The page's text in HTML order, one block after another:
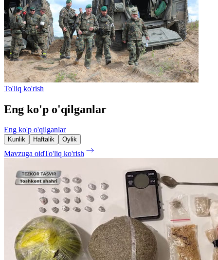
To'liq ko'rish
Eng ko'p o'qilganlar
Eng ko'p o'qilganlar
Kunlik Haftalik Oylik
Mavzuga oidTo'liq ko'rish